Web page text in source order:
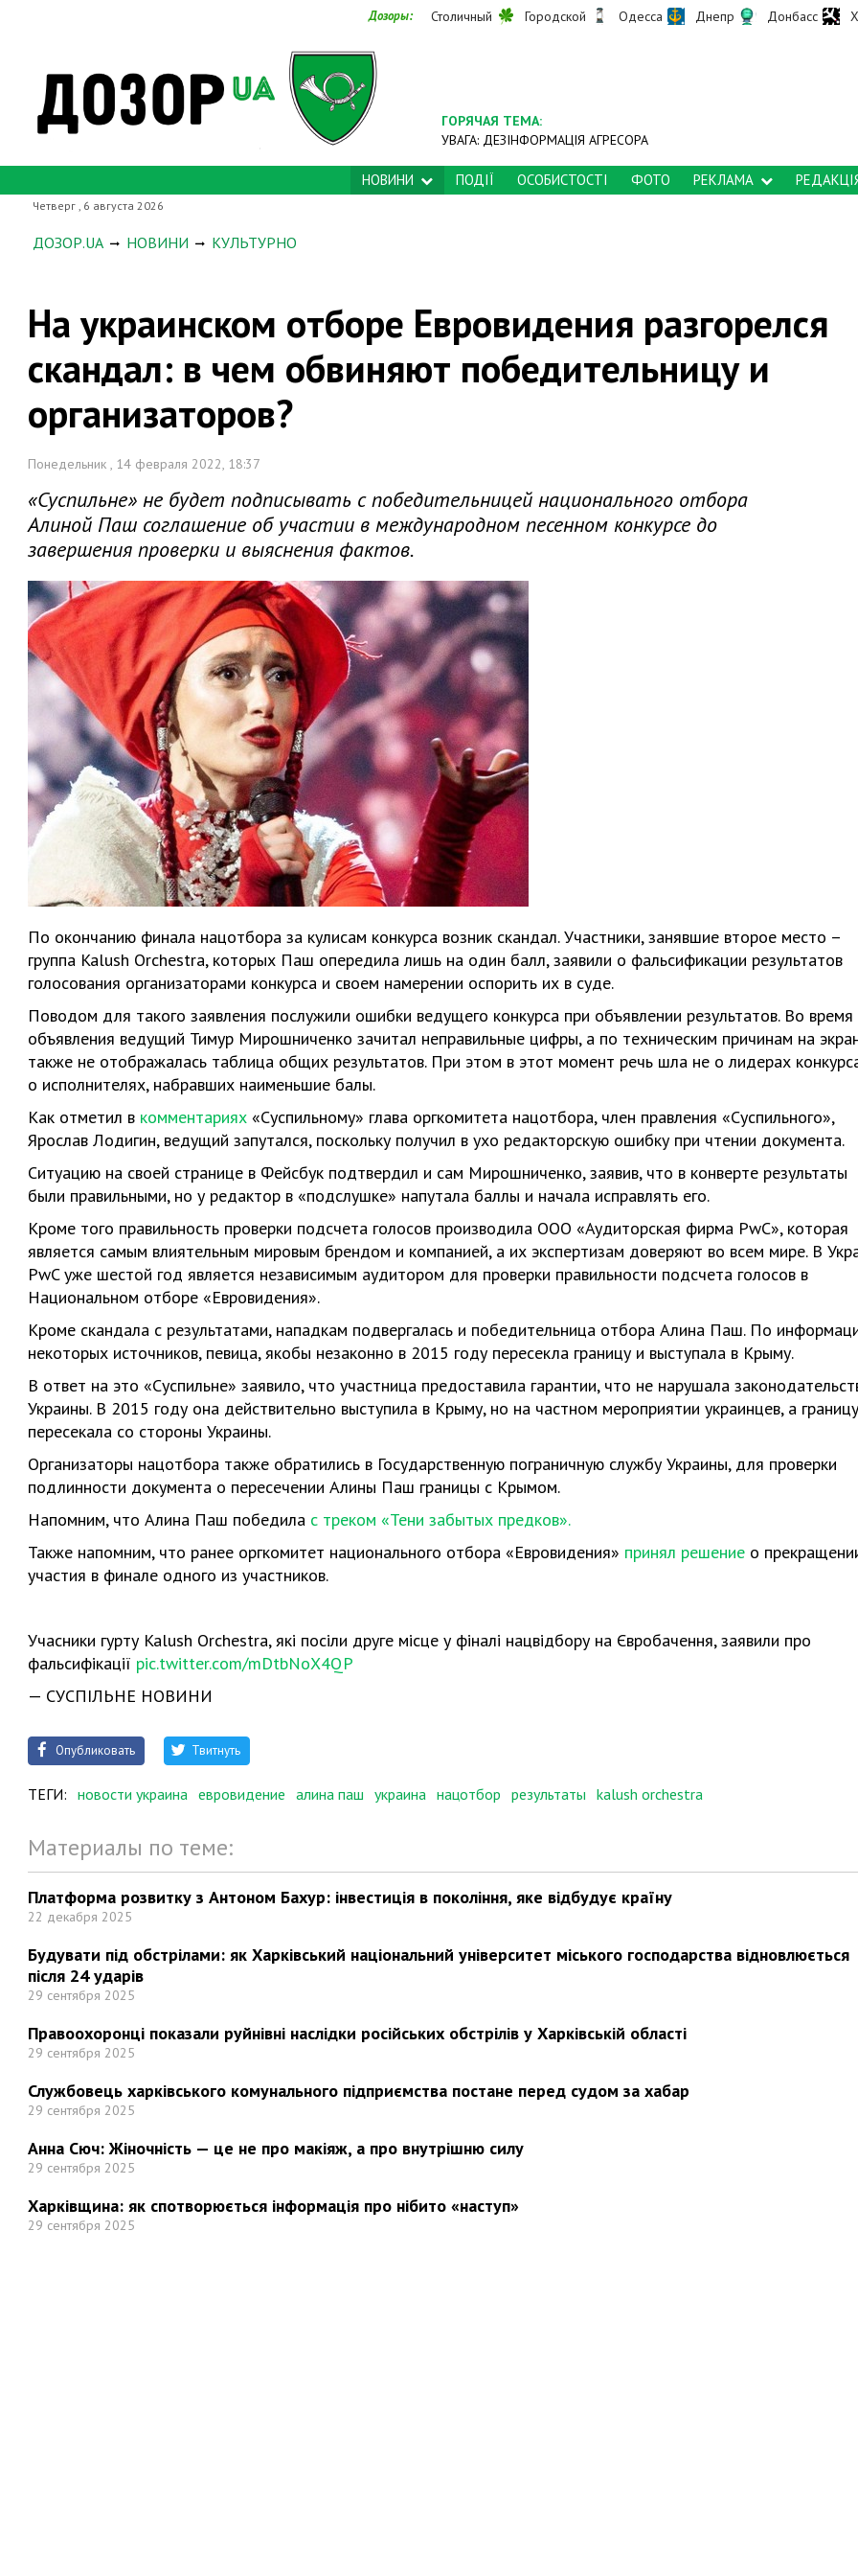
Дозоры: Столичный Городской Одесса Днепр Донбасс
ГОРЯЧАЯ ТЕМА:
УВАГА: ДЕЗІНФОРМАЦІЯ АГРЕСОРА
НОВИНИ ПОДІЇ ОСОБИСТОСТІ ФОТО РЕКЛАМА
Четверг , 6 августа 2026
ДОЗОР.UA НОВИНИ КУЛЬТУРНО
На украинском отборе Евровидения разгорелся
скандал: в чем обвиняют победительницу и
организаторов?
Понедельник , 14 февраля 2022, 18:37
«Суспильне» не будет подписывать с победительницей национального отбора
Алиной Паш соглашение об участии в международном песенном конкурсе до
завершения проверки и выяснения фактов.
По окончанию финала нацотбора за кулисам конкурса возник скандал. Участники, занявшие второе место –
группа Kalush Orchestra, которых Паш опередила лишь на один балл, заявили о фальсификации результатов
голосования организаторами конкурса и своем намерении оспорить их в суде.
Поводом для такого заявления послужили ошибки ведущего конкурса при объявлении результатов. Во время
объявления ведущий Тимур Мирошниченко зачитал неправильные цифры, а по техническим причинам на
также не отображалась таблица общих результатов. При этом в этот момент речь шла не о лидерах
о исполнителях, набравших наименьшие балы.
Как отметил в комментариях «Суспильному» глава оргкомитета нацотбора, член правления «Суспильного»,
Ярослав Лодигин, ведущий запутался, поскольку получил в ухо редакторскую ошибку при чтении документа.
Ситуацию на своей странице в Фейсбук подтвердил и сам Мирошниченко, заявив, что в конверте результаты
были правильными, но у редактор в «подслушке» напутала баллы и начала исправлять его.
Кроме того правильность проверки подсчета голосов производила ООО «Аудиторская фирма PwC», которая
является самым влиятельным мировым брендом и компанией, а их экспертизам доверяют во всем мире. В
PwC уже шестой год является независимым аудитором для проверки правильности подсчета голосов в
Национальном отборе «Евровидения».
Кроме скандала с результатами, нападкам подвергалась и победительница отбора Алина Паш. По
некоторых источников, певица, якобы незаконно в 2015 году пересекла границу и выступала в Крыму.
В ответ на это «Суспильне» заявило, что участница предоставила гарантии, что не нарушала
Украины. В 2015 году она действительно выступила в Крыму, но на частном мероприятии украинцев, а границу
пересекала со стороны Украины.
Организаторы нацотбора также обратились в Государственную пограничную службу Украины, для проверки
подлинности документа о пересечении Алины Паш границы с Крымом.
Напомним, что Алина Паш победила с треком «Тени забытых предков».
Также напомним, что ранее оргкомитет национального отбора «Евровидения» принял решение о
участия в финале одного из участников.
Учасники гурту Kalush Orchestra, які посіли друге місце у фіналі нацвідбору на Євробачення, заявили про
фальсифікації pic.twitter.com/mDtbNoX4QP
— СУСПІЛЬНЕ НОВИНИ
Опубликовать Твитнуть
ТЕГИ: новости украина евровидение алина паш украина нацотбор результаты kalush orchestra
Материалы по теме:
Платформа розвитку з Антоном Бахур: інвестиція в покоління, яке відбудує країну
22 декабря 2025
Будувати під обстрілами: як Харківський національний університет міського господарства відновлюється
після 24 ударів
29 сентября 2025
Правоохоронці показали руйнівні наслідки російських обстрілів у Харківській області
29 сентября 2025
Службовець харківського комунального підприємства постане перед судом за хабар
29 сентября 2025
Анна Сюч: Жіночність — це не про макіяж, а про внутрішню силу
29 сентября 2025
Харківщина: як спотворюється інформація про нібито «наступ»
29 сентября 2025